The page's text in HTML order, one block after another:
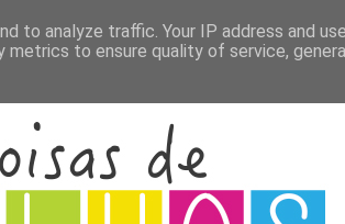
to analyze traffic. Your IP address and
to ensure quality of service,